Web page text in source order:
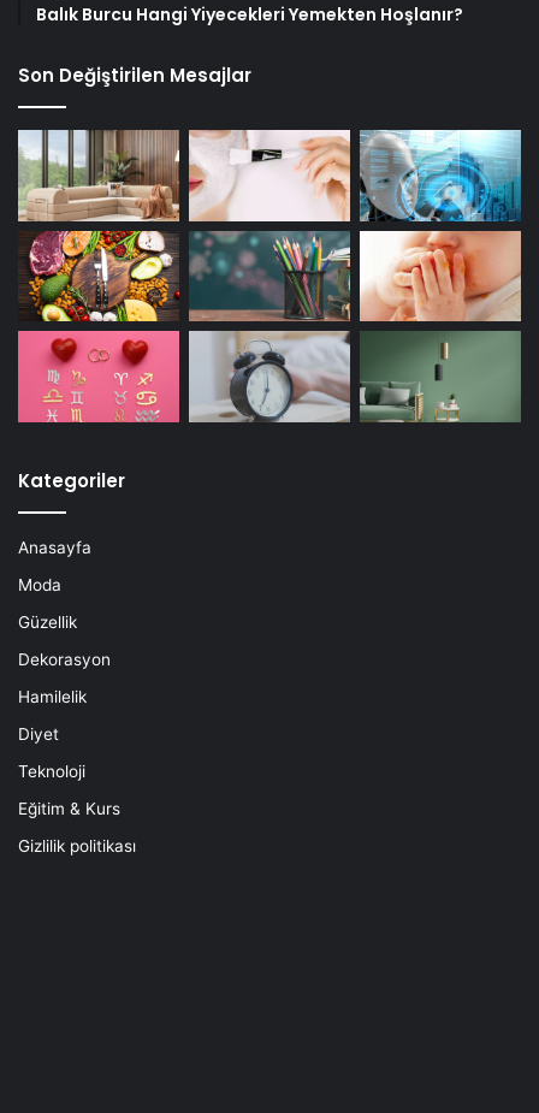
Balık Burcu Hangi Yiyecekleri Yemekten Hoşlanır?
Son Değiştirilen Mesajlar
Kategoriler
Anasayfa
Moda
Güzellik
Dekorasyon
Hamilelik
Diyet
Teknoloji
Eğitim & Kurs
Gizlilik politikası